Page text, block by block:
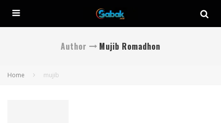
Author Mujib Romadhon
Home mujib